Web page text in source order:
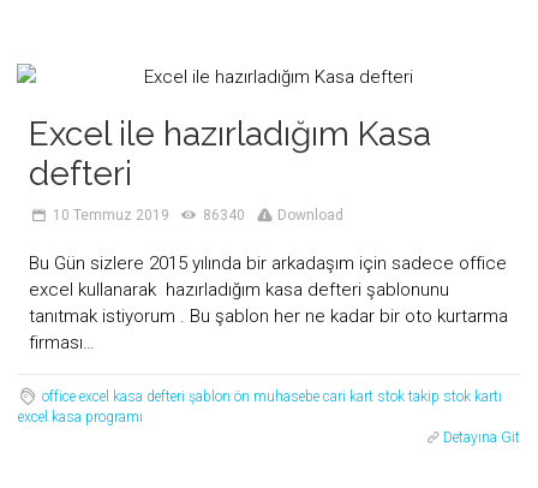
Excel ile hazırladığım Kasa
defteri
10 Temmuz 2019 86340 Download
Bu Gün sizlere 2015 yılında bir arkadaşım için sadece office
excel kullanarak hazırladığım kasa defteri şablonunu
tanıtmak istiyorum . Bu şablon her ne kadar bir oto kurtarma
firması…
office excel kasa defteri şablon ön muhasebe cari kart stok takip stok kartı
excel kasa programı
Detayına Git